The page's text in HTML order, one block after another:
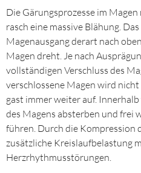
Die Gärungsprozesse im
rasch eine massive Blähung.
Magenausgang derart nach
Magen dreht. Je nach
vollständigen Verschluss des
verschlossene Magen wird
gast immer weiter auf.
des Magens absterben und frei
führen. Durch die Kompression
zusätzliche Kreislaufbelastung
Herzrhythmusstörungen.